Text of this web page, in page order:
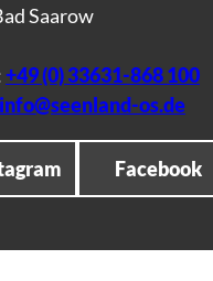
Saarow
+49 (0) 33631-868 100
info@seenland-os.de
Facebook